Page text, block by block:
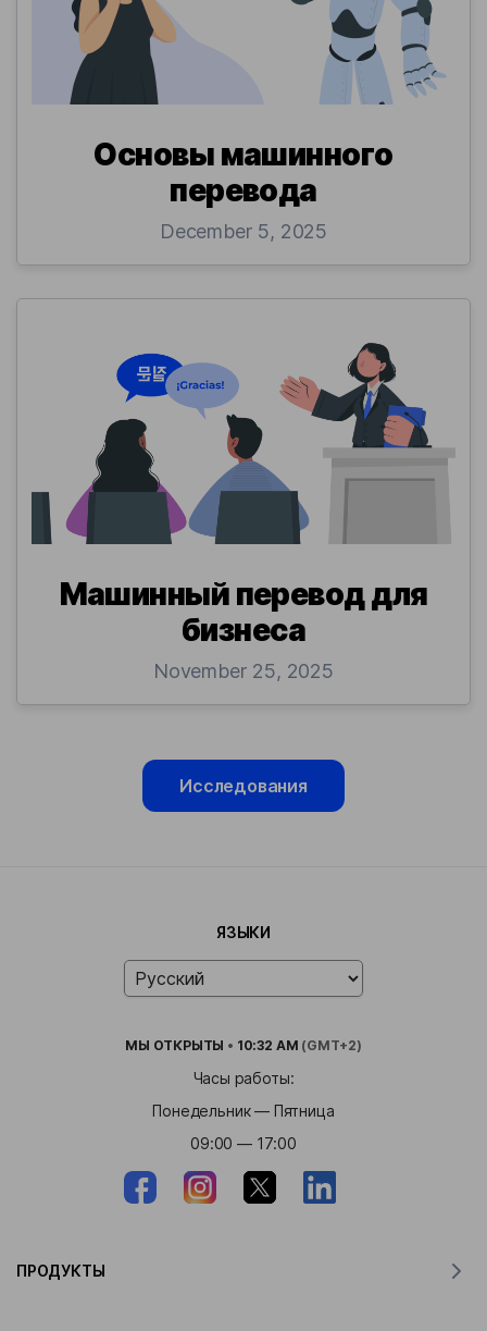
Основы машинного
перевода
December 5, 2025
Машинный перевод для
бизнеса
November 25, 2025
Исследования
ЯЗЫКИ
МЫ ОТКРЫТЫ • 10:32 AM (GMT+2)
Часы работы:
Понедельник — Пятница
09:00 — 17:00
ПРОДУКТЫ